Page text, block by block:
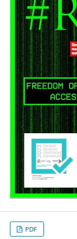
PDF